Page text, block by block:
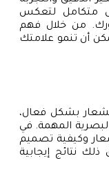
متكامل لتعكس
من خلال فهم
أن تنمو علامتك
بشكل فعال،
المهمة. في
وكيفية تصميم
نتائج إيجابية